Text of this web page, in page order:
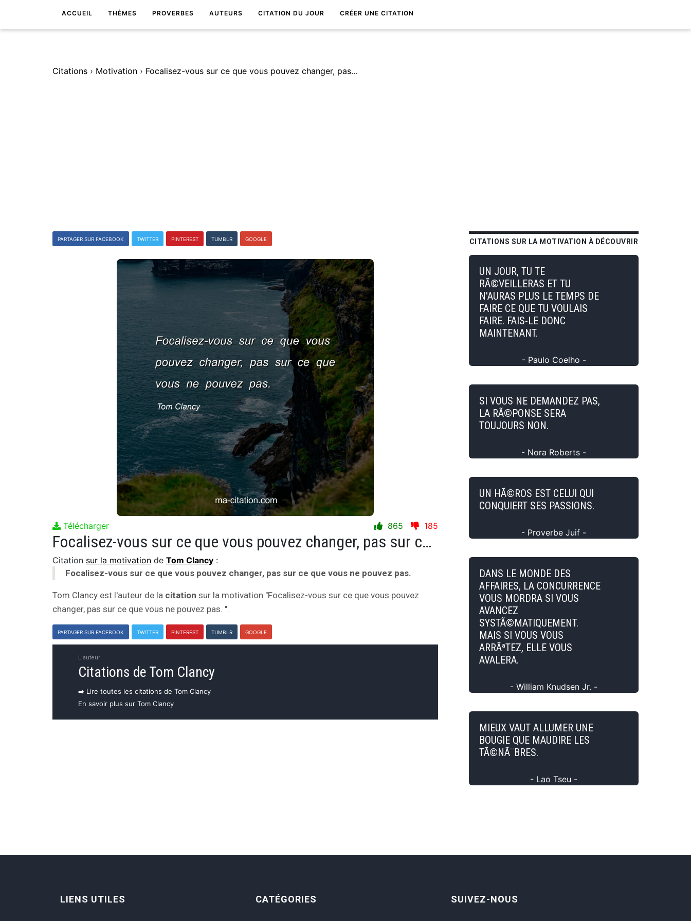
ACCUEIL THÈMES PROVERBES AUTEURS CITATION DU JOUR CRÉER UNE CITATION
Citations › Motivation › Focalisez-vous sur ce que vous pouvez changer, pas sur ce que vous ne pouvez pas.
PARTAGER SUR FACEBOOK TWITTER PINTEREST TUMBLR GOOGLE
Télécharger 865 185
Focalisez-vous sur ce que vous pouvez changer, pas sur ce que vous ne pouvez pas.
Citation sur la motivation de Tom Clancy :
Focalisez-vous sur ce que vous pouvez changer, pas sur ce que vous ne pouvez pas.
Tom Clancy est l'auteur de la citation sur la motivation "Focalisez-vous sur ce que vous pouvez
changer, pas sur ce que vous ne pouvez pas. ".
PARTAGER SUR FACEBOOK TWITTER PINTEREST TUMBLR GOOGLE
L'auteur
Citations de Tom Clancy
➡️ Lire toutes les citations de Tom Clancy
En savoir plus sur Tom Clancy
CITATIONS SUR LA MOTIVATION À DÉCOUVRIR
UN JOUR, TU TE
RÃ©VEILLERAS ET TU
N'AURAS PLUS LE TEMPS DE
FAIRE CE QUE TU VOULAIS
FAIRE. FAIS-LE DONC
MAINTENANT.
- Paulo Coelho -
SI VOUS NE DEMANDEZ PAS,
LA RÃ©PONSE SERA
TOUJOURS NON.
- Nora Roberts -
UN HÃ©ROS EST CELUI QUI
CONQUIERT SES PASSIONS.
- Proverbe Juif -
DANS LE MONDE DES
AFFAIRES, LA CONCURRENCE
VOUS MORDRA SI VOUS
AVANCEZ
SYSTÃ©MATIQUEMENT.
MAIS SI VOUS VOUS
ARRÃªTEZ, ELLE VOUS
AVALERA.
- William Knudsen Jr. -
MIEUX VAUT ALLUMER UNE
BOUGIE QUE MAUDIRE LES
TÃ©NÃ¨BRES.
- Lao Tseu -
LIENS UTILES CATÉGORIES SUIVEZ-NOUS